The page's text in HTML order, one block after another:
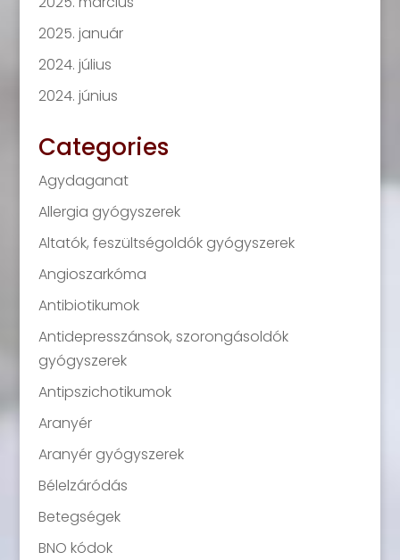
2025. január
2024. július
2024. június
Categories
Agydaganat
Allergia gyógyszerek
Altatók, feszültségoldók gyógyszerek
Angioszarkóma
Antibiotikumok
Antidepresszánsok, szorongásoldók
gyógyszerek
Antipszichotikumok
Aranyér
Aranyér gyógyszerek
Bélelzáródás
Betegségek
BNO kódok